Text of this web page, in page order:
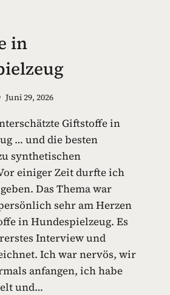
in
Juni 29, 2026
Giftstoffe in
… und die besten
synthetischen
einiger Zeit durfte ich
Das Thema war
sehr am Herzen
in Hundespielzeug. Es
Interview und
Ich war nervös, wir
anfangen, ich habe
und…